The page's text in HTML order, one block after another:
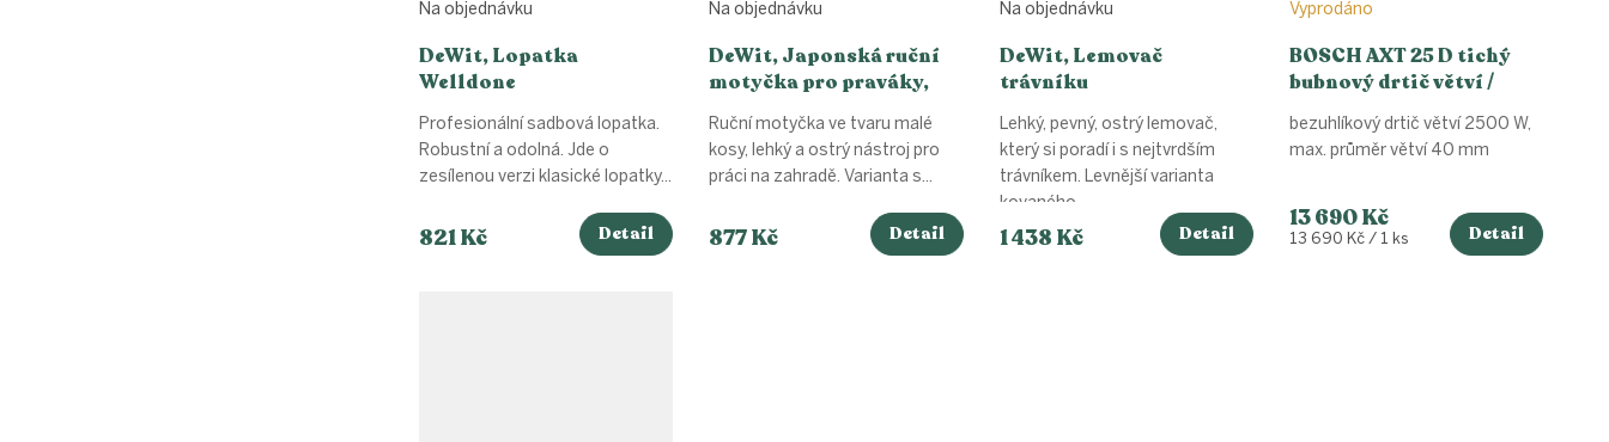
DeWit, Lopatka
Welldone
Na objednávku
821 Kč Detail
Profesionální sadbová lopatka.
Robustní a odolná. Jde o
zesílenou verzi klasické lopatky...
DeWit, Japonská ruční
motyčka pro praváky,
Na objednávku
877 Kč Detail
Ruční motyčka ve tvaru malé
kosy, lehký a ostrý nástroj pro
práci na zahradě. Varianta s...
DeWit, Lemovač
trávníku
Na objednávku
1 438 Kč Detail
Lehký, pevný, ostrý lemovač,
který si poradí i s nejtvrdším
trávníkem. Levnější varianta
kovaného...
BOSCH AXT 25 D tichý
bubnový drtič větví /
Vyprodáno
13 690 Kč
Měrná
13 690 Kč / 1 ks Detail
bezuhlíkový drtič větví 2500 W,
max. průměr větví 40 mm